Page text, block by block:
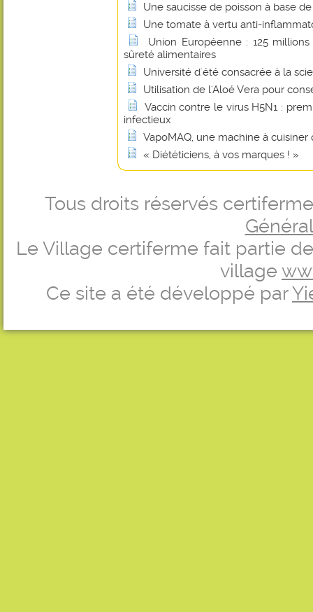
Une saucisse de poisson à base
Une tomate à vertu anti-
Union Européenne : 125
sûreté alimentaires
Université d'été consacrée à la
Utilisation de l'Aloé Vera pour
Vaccin contre le virus H5N1 :
infectieux
VapoMAQ, une machine à
« Diététiciens, à vos marques ! »
Tous droits réservés
Le Village certiferme fait partie
village
Ce site a été développé par